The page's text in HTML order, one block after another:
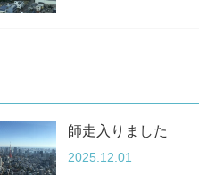
師走入りました
2025.12.01